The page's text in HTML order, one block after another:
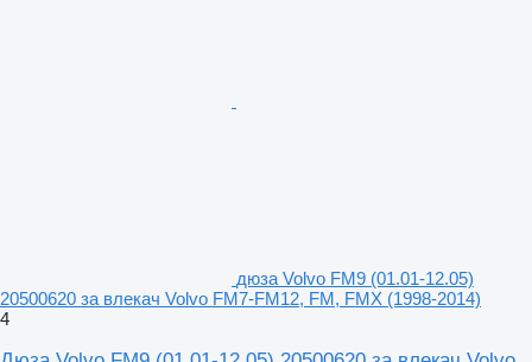
дюза Volvo FM9 (01.01-12.05)
20500620 за влекач Volvo FM7-FM12, FM, FMX (1998-2014)
4